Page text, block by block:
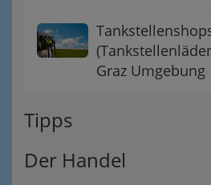
Graz Umgebung
Tipps
Der Handel